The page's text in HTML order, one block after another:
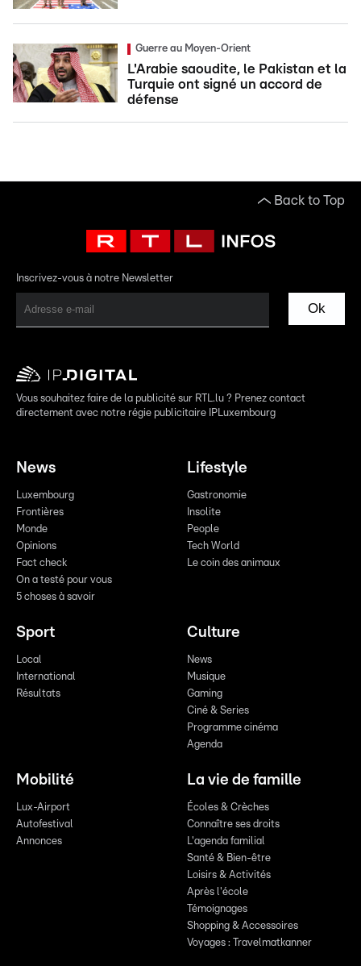
Guerre au Moyen-Orient
L'Arabie saoudite, le Pakistan et la
Turquie ont signé un accord de
défense
Back to Top
Inscrivez-vous à notre Newsletter
Ok
Vous souhaitez faire de la publicité sur RTL.lu ? Prenez contact
directement avec notre régie publicitaire IPLuxembourg
News
Luxembourg
Frontières
Monde
Opinions
Fact check
On a testé pour vous
5 choses à savoir
Lifestyle
Gastronomie
Insolite
People
Tech World
Le coin des animaux
Sport
Local
International
Résultats
Culture
News
Musique
Gaming
Ciné & Series
Programme cinéma
Agenda
Mobilité
Lux-Airport
Autofestival
Annonces
La vie de famille
Écoles & Crèches
Connaître ses droits
L'agenda familial
Santé & Bien-être
Loisirs & Activités
Après l'école
Témoignages
Shopping & Accessoires
Voyages : Travelmatkanner